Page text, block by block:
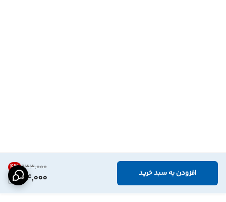
۹۳۳٬۰۰۰ 4%
894,000 افزودن به سبد خرید